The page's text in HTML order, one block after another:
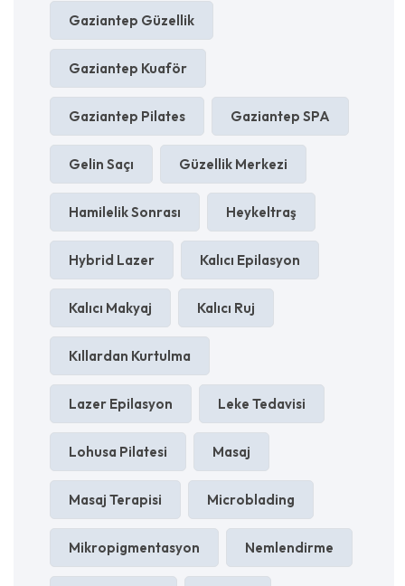
Gaziantep Güzellik
Gaziantep Kuaför
Gaziantep Pilates Gaziantep SPA
Gelin Saçı Güzellik Merkezi
Hamilelik Sonrası Heykeltraş
Hybrid Lazer Kalıcı Epilasyon
Kalıcı Makyaj Kalıcı Ruj
Kıllardan Kurtulma
Lazer Epilasyon Leke Tedavisi
Lohusa Pilatesi Masaj
Masaj Terapisi Microblading
Mikropigmentasyon Nemlendirme